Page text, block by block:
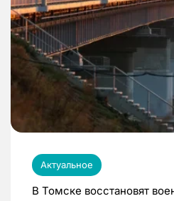
Актуальное
В Томске восстановят